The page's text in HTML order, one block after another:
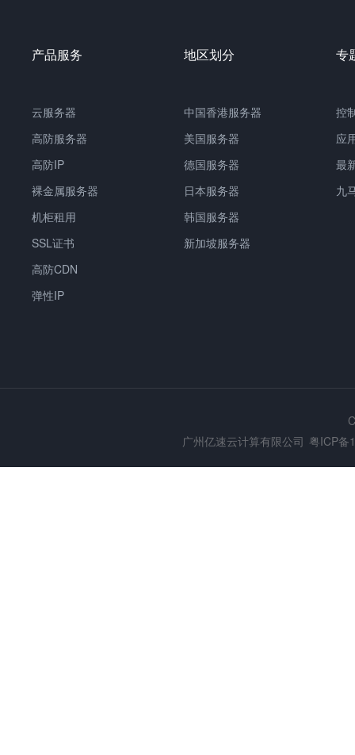
产品服务
云服务器
高防服务器
高防IP
裸金属服务器
机柜租用
SSL证书
高防CDN
弹性IP
地区划分
中国香港服务器
美国服务器
德国服务器
日本服务器
韩国服务器
新加坡服务器
专
控
应
最
九
广州亿速云计算有限公司 粤ICP备